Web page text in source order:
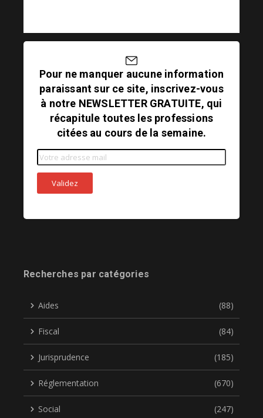
Pour ne manquer aucune information
paraissant sur ce site, inscrivez-vous
à notre NEWSLETTER GRATUITE, qui
récapitule toutes les professions
citées au cours de la semaine.
Recherches par catégories
Aides (88)
Fiscal (84)
Jurisprudence (185)
Réglementation (670)
Social (247)